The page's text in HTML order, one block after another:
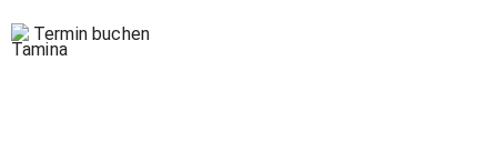
Termin buchen